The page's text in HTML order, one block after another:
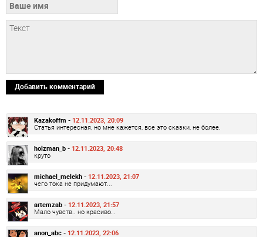
Добавить комментарий
Kazakoffm - 12.11.2023, 20:09
Статья интересная, но мне кажется, все это сказки, не более.
holzman_b - 12.11.2023, 20:48
круто
michael_melekh - 12.11.2023, 21:07
чего тока не придумают...
artemzab - 12.11.2023, 21:57
Мало чувств.. но красиво…
anon_abc - 12.11.2023, 22:06